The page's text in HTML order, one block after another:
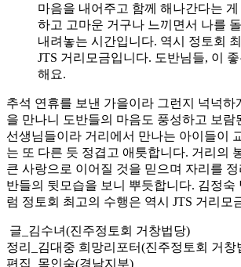
마음을 내어주고 함께 해나간다는
하고 고마운 거구나 느끼면서 나를
내려놓는 시간입니다. 역시 정토회
JTS 거리모금입니다. 도반님들, 이 좋
해요.
추석 연휴를 보낸 가을이라 그런지 넉넉하
을 만나니 도반들의 마음도 풍성하고 보람
선생님들이라 거리에서 만나는 아이들이
는 또 다른 듯 정겹고 애틋합니다. 거리의
큰 사랑으로 이어질 것을 믿으며 자리를
반들의 뒷모습을 보니 뿌듯합니다. 김정숙
럼 정토회 최고의 수행은 역시 JTS 거리모
글_김수녀(진주정토회 거창법당)
정리_김대중 희망리포터(진주정토회 거창
편집_목인숙(경남지부)